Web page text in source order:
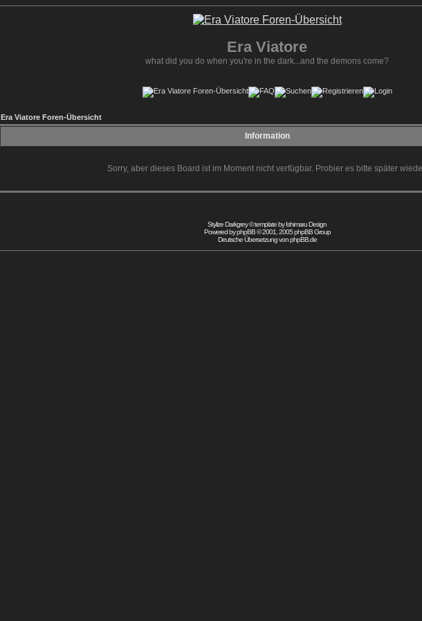
Era Viatore
what did you do when you're in the dark...and the demons come?
Era Viatore Foren-Übersicht
Information
Sorry, aber dieses Board ist im Moment nicht verfügbar. Probier es bitte später
Stylize Darkgrey © template byIshimaru Design
Powered byphpBB© 2001, 2005 phpBB Group
Deutsche Übersetzung vonphpBB.de